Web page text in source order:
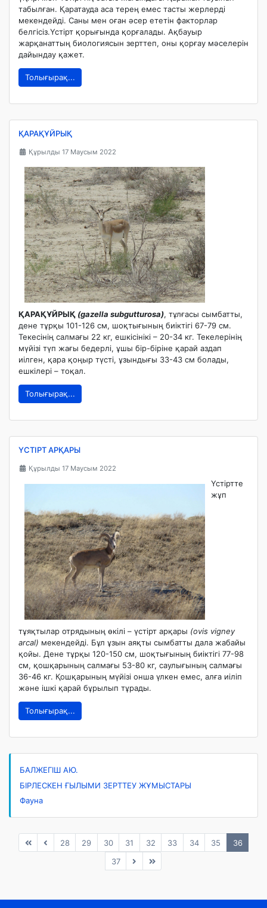
табылған. Қаратауда аса терең емес тасты жерлерді
мекендейді. Саны мен оған әсер ететін факторлар
белгісіз.Үстірт қорығында қорғалады. Ақбауыр
жарқанаттың биологиясын зерттеп, оны қорғау мәселерін
дайындау қажет.
Толығырақ...
ҚАРАҚҰЙРЫҚ
Құрылды 17 Маусым 2022
ҚАРАҚҰЙРЫҚ (gazella subgutturosa), тұлғасы сымбатты,
дене тұрқы 101-126 см, шоқтығының биіктігі 67-79 см.
Текесінің салмағы 22 кг, ешкісінікі – 20-34 кг. Текелерінің
мүйізі түп жағы бедерлі, ұшы бір-біріне қарай аздап
иілген, қара қоңыр түсті, ұзындығы 33-43 см болады,
ешкілері – тоқал.
Толығырақ...
ҮСТІРТ АРҚАРЫ
Құрылды 17 Маусым 2022
Үстіртте
жұп
тұяқтылар отрядының өкілі – үстірт арқары (ovis vigney
arcal) мекендейді. Бұл ұзын аяқты сымбатты дала жабайы
қойы. Дене тұрқы 120-150 см, шоқтығының биіктігі 77-98
см, қошқарының салмағы 53-80 кг, саулығының салмағы
36-46 кг. Қошқарының мүйізі онша үлкен емес, алға иіліп
және ішкі қарай бұрылып тұрады.
Толығырақ...
БАЛЖЕГІШ АЮ.
БІРЛЕСКЕН ҒЫЛЫМИ ЗЕРТТЕУ ЖҰМЫСТАРЫ
Фауна
28 29 30 31 32 33 34 35
36
37